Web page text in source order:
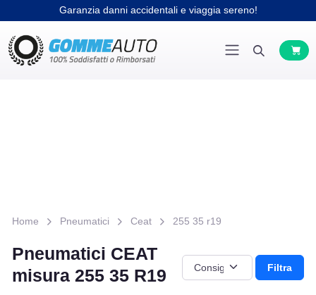
Garanzia danni accidentali e viaggia sereno!
Home Pneumatici Ceat 255 35 r19
Pneumatici CEAT
misura 255 35 R19
Filtra